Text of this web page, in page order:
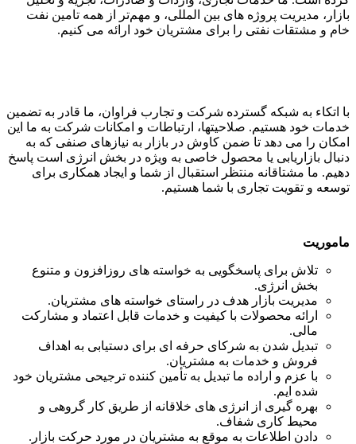
بازار، مدیریت پروژه های بین المللی، و مهم‌تر از همه تامین نفت
خام و مشتقات نفتی را برای مشتریان خود ارائه می کنیم.
با اتکاء به شبکه گسترده شرکت و تجارب فراوان، ما قادر به تضمین
خدمات خود هستیم. صلاحیتها، ارتباطات و امکانات شرکت به ما این
امکان را می دهد تا ضمن کاوش در بازار به نیازهای صنفی که به
دنبال بازاریابی یا محصول خاصی به ویژه در بخش انرژی است پاسخ
دهیم. ما مشتاقانه منتظر استقبال از شما و ایجاد همکاری برای
توسعه و تقویت تجاری با شما هستیم.
ماموریت
تلاش برای پاسخگویی به خواسته های روزافزون و متنوع
بخش انرژی.
مدیریت بازار هدف در راستای خواسته های مشتریان.
ارائه محصولات با کیفیت و خدمات قابل اعتماد و مشارکت
مالی.
تبدیل شدن به شرکای حرفه ای برای دستیابی به اهداف
فروش و خدمات به مشتریان.
با عزم و اراده ما تبدیل به تأمین کننده ترجیحی مشتریان خود
شده ایم.
بهره گیری از انرژی های خلاقانه از طریق کار گروهی و
محیط کاری شفاف.
دادن اطلاعات به موقع به مشتریان در مورد حرکت بازار.